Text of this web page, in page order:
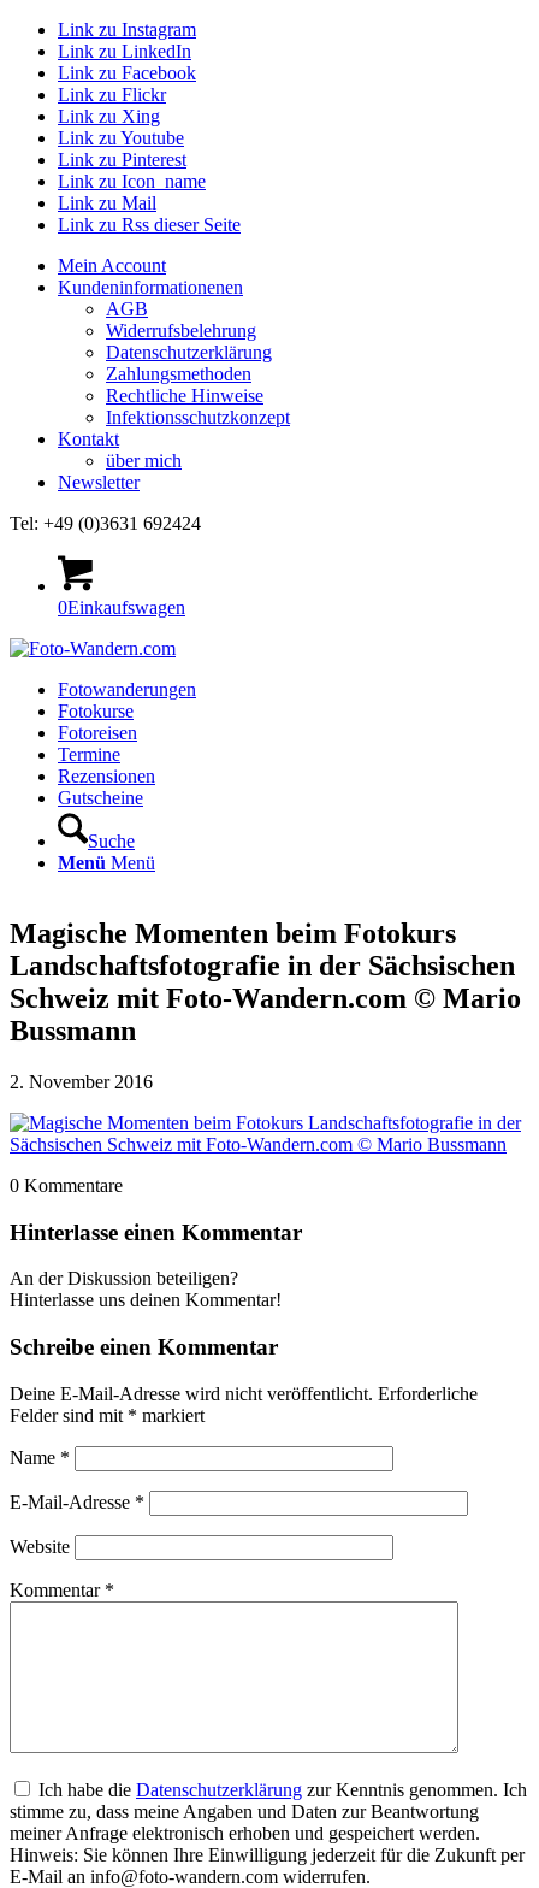
Link zu Instagram
Link zu LinkedIn
Link zu Facebook
Link zu Flickr
Link zu Xing
Link zu Youtube
Link zu Pinterest
Link zu Icon_name
Link zu Mail
Link zu Rss dieser Seite
Mein Account
Kundeninformationenen
AGB
Widerrufsbelehrung
Datenschutzerklärung
Zahlungsmethoden
Rechtliche Hinweise
Infektionsschutzkonzept
Kontakt
über mich
Newsletter
Tel: +49 (0)3631 692424
0Einkaufswagen
Fotowanderungen
Fotokurse
Fotoreisen
Termine
Rezensionen
Gutscheine
Suche
Menü Menü
Magische Momenten beim Fotokurs
Landschaftsfotografie in der Sächsischen
Schweiz mit Foto-Wandern.com © Mario
Bussmann
2. November 2016
0 Kommentare
Hinterlasse einen Kommentar
An der Diskussion beteiligen?
Hinterlasse uns deinen Kommentar!
Schreibe einen Kommentar
Deine E-Mail-Adresse wird nicht veröffentlicht. Erforderliche
Felder sind mit * markiert
Name *
E-Mail-Adresse *
Website
Kommentar *
Ich habe die Datenschutzerklärung zur Kenntnis genommen. Ich
stimme zu, dass meine Angaben und Daten zur Beantwortung
meiner Anfrage elektronisch erhoben und gespeichert werden.
Hinweis: Sie können Ihre Einwilligung jederzeit für die Zukunft per
E-Mail an info@foto-wandern.com widerrufen.